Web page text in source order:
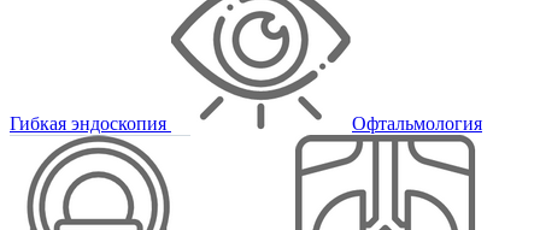
Гибкая эндоскопия Офтальмология